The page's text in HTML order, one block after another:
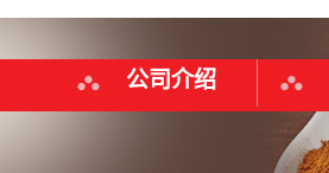
公司介绍